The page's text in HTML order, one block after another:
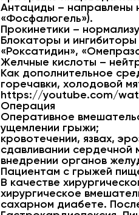
Антациды – направлены
«Фосфалюгель»).
Прокинетики –
Блокаторы и
«Роксатидин»,
Желчные кислоты –
Как дополнительное
горечавки, холодовой
https://youtube.com/
Операция
Оперативное
ущемлении грыжи;
кровотечении, язвах,
сдавливании
внедрении органов
Пациентам с грыжей
В качестве
хирургическое
сахарном диабете.